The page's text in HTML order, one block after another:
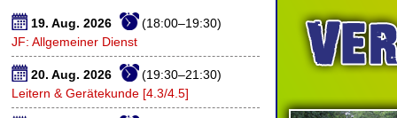
19. Aug. 2026
(18:00–19:30)
JF: Allgemeiner Dienst
20. Aug. 2026
(19:30–21:30)
Leitern & Gerätekunde [4.3/4.5]